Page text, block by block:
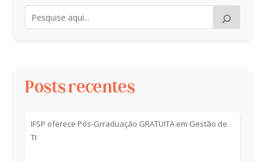
Posts recentes
IFSP oferece Pós-Grraduação GRATUITA em Gestão de
TI